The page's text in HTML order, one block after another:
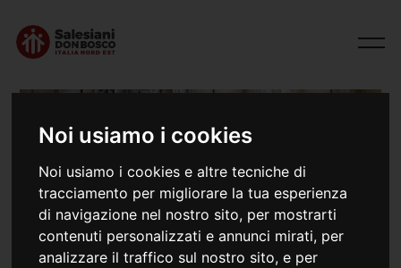
Noi usiamo i cookies
Noi usiamo i cookies e altre tecniche di
tracciamento per migliorare la tua esperienza
di navigazione nel nostro sito, per mostrarti
contenuti personalizzati e annunci mirati, per
analizzare il traffico sul nostro sito, e per
Salesiani Don Bosco Italia - Nord Est